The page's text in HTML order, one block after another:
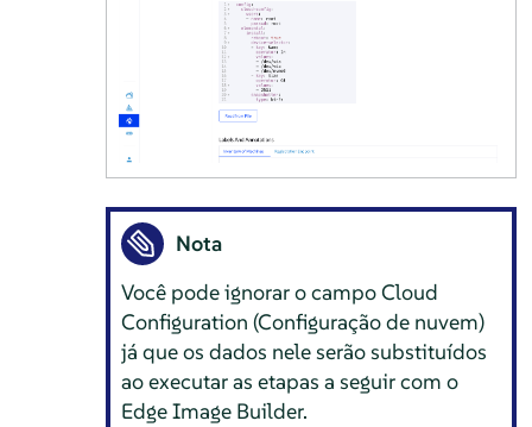
Nota
Você pode ignorar o campo Cloud
Configuration (Configuração de nuvem)
já que os dados nele serão substituídos
ao executar as etapas a seguir com o
Edge Image Builder.